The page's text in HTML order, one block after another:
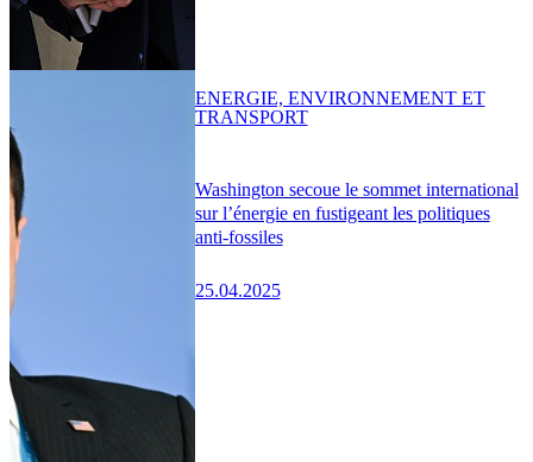
Washington secoue le sommet international
sur l’énergie en fustigeant les politiques
anti-fossiles
25.04.2025
ENERGIE, ENVIRONNEMENT ET
TRANSPORT